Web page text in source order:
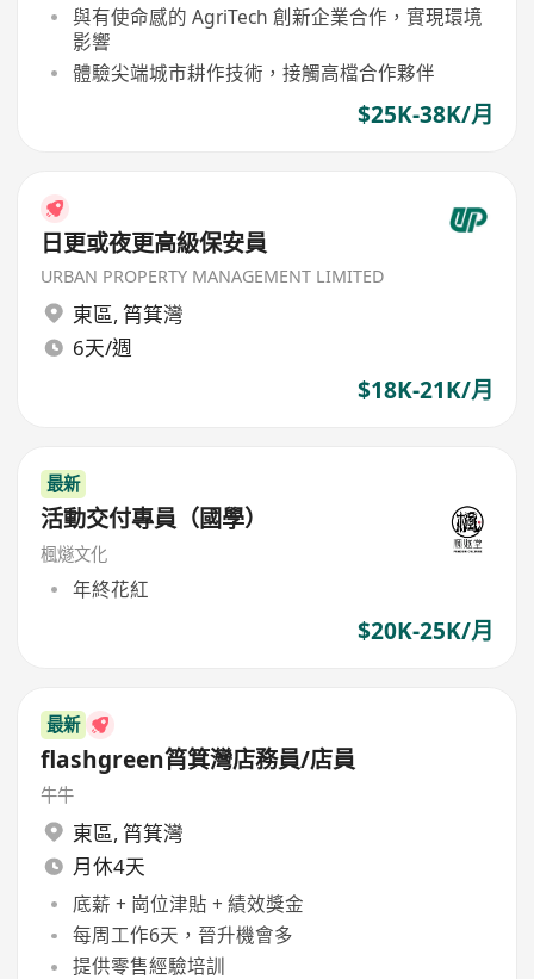
與有使命感的 AgriTech 創新企業合作，實現環境
影響
體驗尖端城市耕作技術，接觸高檔合作夥伴
$25K-38K/月
日更或夜更高級保安員
URBAN PROPERTY MANAGEMENT LIMITED
東區, 筲箕灣
6天/週
$18K-21K/月
最新
活動交付專員（國學）
楓燧文化
年終花紅
$20K-25K/月
最新
flashgreen筲箕灣店務員/店員
牛牛
東區, 筲箕灣
月休4天
底薪 + 崗位津貼 + 績效獎金
每周工作6天，晉升機會多
提供零售經驗培訓